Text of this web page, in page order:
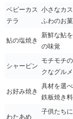
ベビーカス
テラ
小さなカ
ふわのお
鮎の塩焼き
新鮮な鮎
の味覚
シャーピン
モチモチ
クなグルメ
お好み焼き
具材を選
鉄板焼き
わたあめ
子供たち